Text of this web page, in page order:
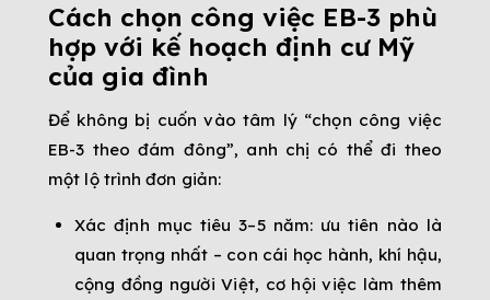
Cách chọn công việc EB-3 phù
hợp với kế hoạch định cư Mỹ
của gia đình
Để không bị cuốn vào tâm lý “chọn công việc
EB-3 theo đám đông”, anh chị có thể đi theo
một lộ trình đơn giản:
Xác định mục tiêu 3–5 năm: ưu tiên nào là
quan trọng nhất – con cái học hành, khí hậu,
cộng đồng người Việt, cơ hội việc làm thêm